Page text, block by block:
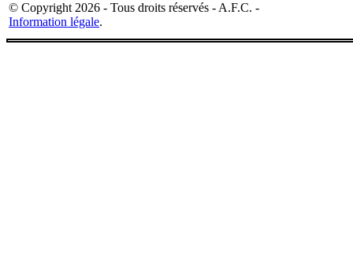
© Copyright 2026 - Tous droits réservés - A.F.C. -
Information légale.